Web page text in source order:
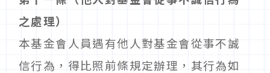
之處理）
本基金會人員遇有他人對基金會從事不誠
信行為，得比照前條規定辦理，其行為如